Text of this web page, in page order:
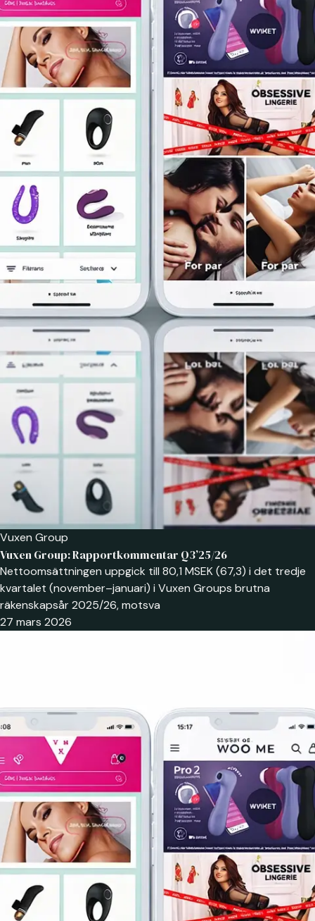
Vuxen Group
Vuxen Group: Rapportkommentar Q3’25/26
Nettoomsättningen uppgick till 80,1 MSEK (67,3) i det tredje
kvartalet (november–januari) i Vuxen Groups brutna
räkenskapsår 2025/26, motsva
27 mars 2026